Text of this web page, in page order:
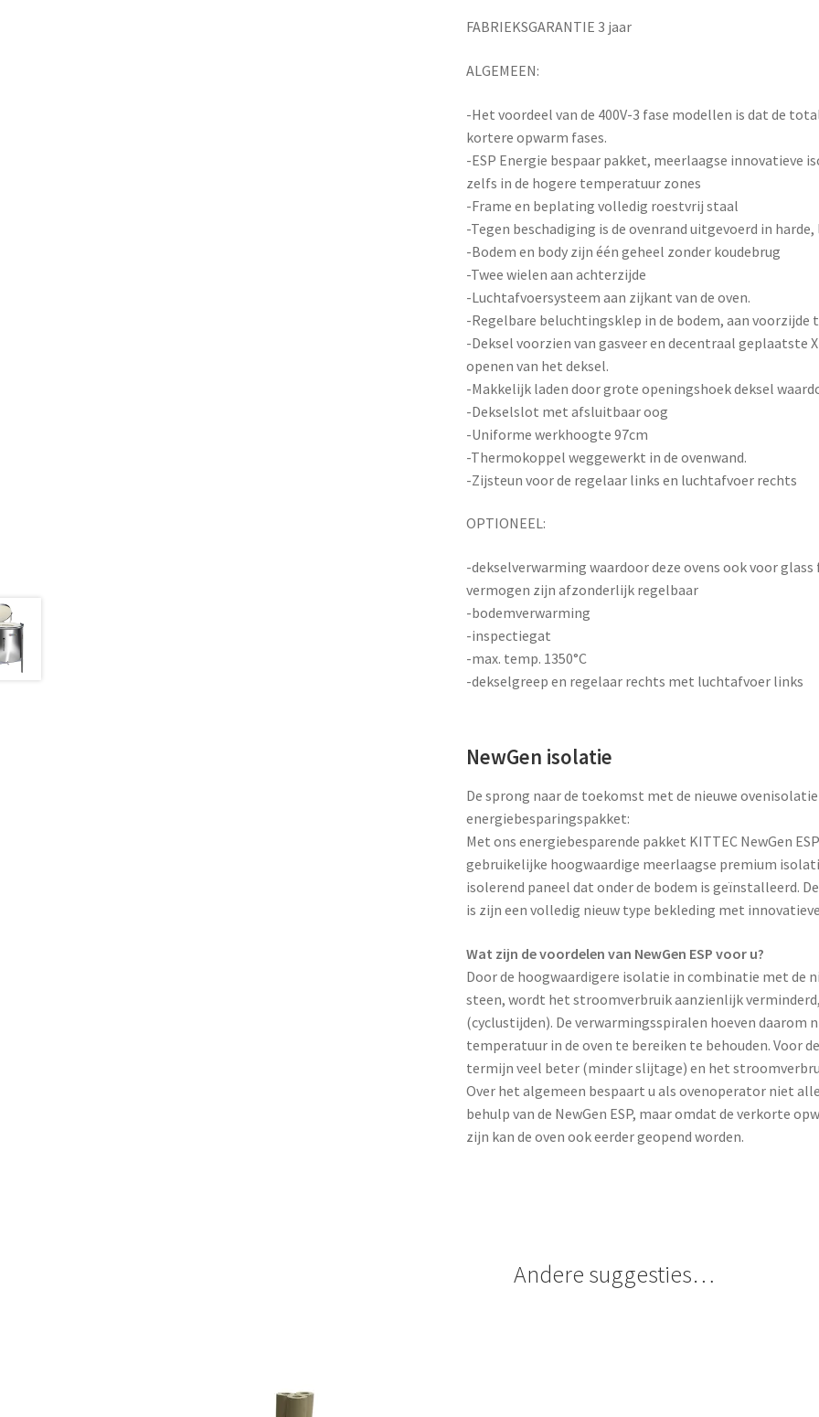
FABRIEKSGARANTIE 3 jaar
ALGEMEEN:
-Het voordeel van de 400V-3 fase modellen is dat de
kortere opwarm fases.
-ESP Energie bespaar pakket, meerlaagse innovatieve
zelfs in de hogere temperatuur zones
-Frame en beplating volledig roestvrij staal
-Tegen beschadiging is de ovenrand uitgevoerd in
-Bodem en body zijn één geheel zonder koudebrug
-Twee wielen aan achterzijde
-Luchtafvoersysteem aan zijkant van de oven.
-Regelbare beluchtingsklep in de bodem, aan voorzijde
-Deksel voorzien van gasveer en decentraal geplaatste
openen van het deksel.
-Makkelijk laden door grote openingshoek deksel
-Dekselslot met afsluitbaar oog
-Uniforme werkhoogte 97cm
-Thermokoppel weggewerkt in de ovenwand.
-Zijsteun voor de regelaar links en luchtafvoer rechts
OPTIONEEL:
-dekselverwarming waardoor deze ovens ook voor
vermogen zijn afzonderlijk regelbaar
-bodemverwarming
-inspectiegat
-max. temp. 1350°C
-dekselgreep en regelaar rechts met luchtafvoer links
NewGen isolatie
De sprong naar de toekomst met de nieuwe
energiebesparingspakket:
Met ons energiebesparende pakket KITTEC NewGen
gebruikelijke hoogwaardige meerlaagse premium
isolerend paneel dat onder de bodem is geïnstalleerd.
is zijn een volledig nieuw type bekleding met
Wat zijn de voordelen van NewGen ESP voor u?
Door de hoogwaardigere isolatie in combinatie met de
steen, wordt het stroomverbruik aanzienlijk
(cyclustijden). De verwarmingsspiralen hoeven daarom
temperatuur in de oven te bereiken te behouden. Voor
termijn veel beter (minder slijtage) en het
Over het algemeen bespaart u als ovenoperator niet
behulp van de NewGen ESP, maar omdat de verkorte
zijn kan de oven ook eerder geopend worden.
Andere suggesties…